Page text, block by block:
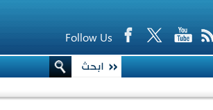
Follow Us